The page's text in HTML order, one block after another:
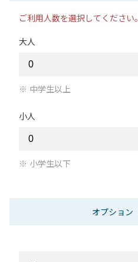
ご利用人数を選択してください。
大人
中学生以上
小人
小学生以下
オプション